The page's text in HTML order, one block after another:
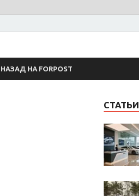
НАЗАД НА FORPOST
СТАТЬИ